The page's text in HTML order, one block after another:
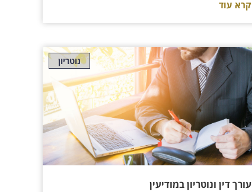
קרא עוד
נוטריון
עורך דין ונוטריון במודיעין